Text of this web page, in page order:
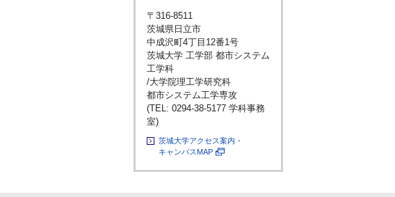
〒316-8511
茨城県日立市
中成沢町4丁目12番1号
茨城大学 工学部 都市システム
工学科
/大学院理工学研究科
都市システム工学専攻
(TEL: 0294-38-5177 学科事務
室)
茨城大学アクセス案内・
キャンパスMAP